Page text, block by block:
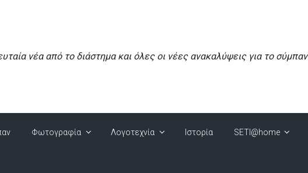
νέα από το διάστημα και όλες οι νέες ανακαλύψεις για το σύμπαν
Φωτογραφία Λογοτεχνία Ιστορία SETI@home